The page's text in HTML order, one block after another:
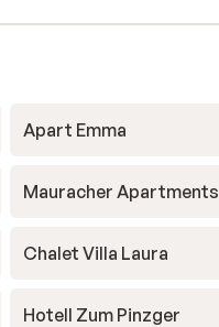
Apart Emma
Mauracher Apartments
Chalet Villa Laura
Hotell Zum Pinzger